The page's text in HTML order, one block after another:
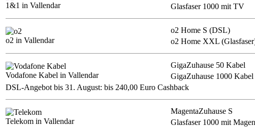
1&1 in Vallendar
Glasfaser 1000 mit TV
o2 in Vallendar
o2 Home S (DSL)
o2 Home XXL
Vodafone Kabel in Vallendar
GigaZuhause 50 Kabel
GigaZuhause 1000 Kabel
DSL-Angebot bis 31. August: bis 240,00 Euro Cashback
Telekom in Vallendar
MagentaZuhause S
Glasfaser 1000 mit